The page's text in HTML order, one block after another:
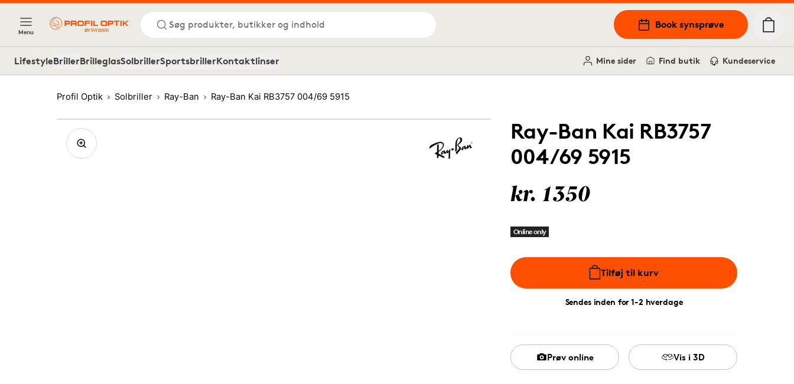
Menu
Søg produkter, butikker og indhold Book synsprøve
LifestyleBrillerBrilleglasSolbrillerSportsbrillerKontaktlinser Mine sider Find butik Kundeservice
Profil Optik Solbriller Ray-Ban Ray-Ban Kai RB3757 004/69 5915
Ray-Ban Kai RB3757
004/69 5915
kr. 1350
Online only
Tilføj til kurv
Sendes inden for 1-2 hverdage
Prøv online Vis i 3D